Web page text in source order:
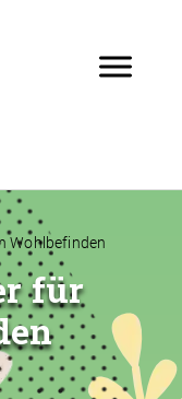
Wohlbefinden
für